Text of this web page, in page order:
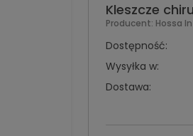
Kleszcze
Producent: Hossa
Dostępność:
Wysyłka w:
Dostawa: